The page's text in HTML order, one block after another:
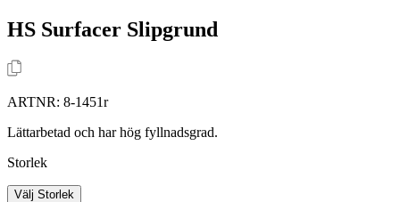
HS Surfacer Slipgrund
ARTNR: 8-1451r
Lättarbetad och har hög fyllnadsgrad.
Storlek
Välj Storlek